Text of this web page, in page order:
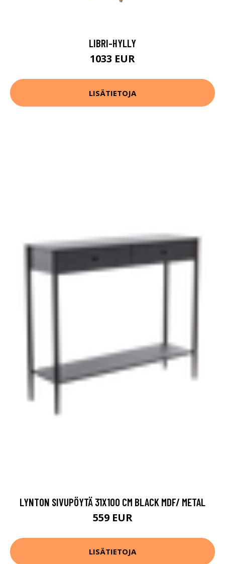
LIBRI-HYLLY
1033 EUR
LISÄTIETOJA
LYNTON SIVUPÖYTÄ 31X100 CM BLACK MDF/ METAL
559 EUR
LISÄTIETOJA